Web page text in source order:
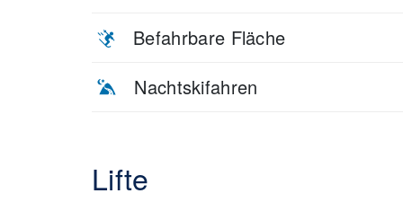
Befahrbare Fläche
Nachtskifahren
Lifte